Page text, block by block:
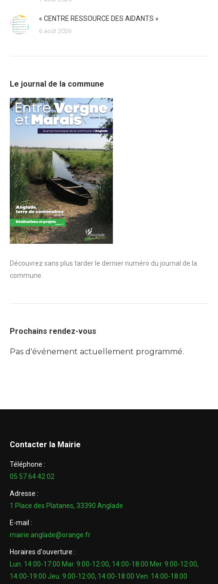
« CENTRE RESSOURCE DES AIDANTS »
6 août 2026
Le journal de la commune
Découvrez sans plus tarder le dernier numéro du journal de la
commune.
Prochains rendez-vous
Pas d'événement actuellement programmé.
Contacter la Mairie
Téléphone :
05 57 64 42 02
Adresse :
1 Place des Platanes, 33390 Anglade
E-mail :
mairie.anglade@orange.fr
Horaires d'ouverture :
Lun. 14:00-17:00 Mar. 9:00-12:00, 14:00-18:00 Mer. 9:00-12:00,
14:00-19:00 Jeu. 9:00-12:00, 14:00-18:00 Ven. 14:00-18:00